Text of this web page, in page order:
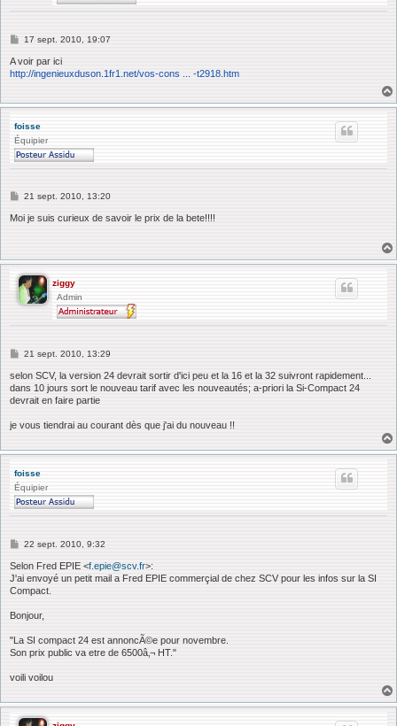
M
s
s
a
e
17 sept. 2010, 19:07
A voir par ici
http://ingenieuxduson.1fr1.net/vos-cons ... -t2918.htm
foisse
Équipier
M
s
e
21 sept. 2010, 13:20
Moi je suis curieux de savoir le prix de la bete!!!!
ziggy
Admin
M
s
s
g
21 sept. 2010, 13:29
selon SCV, la version 24 devrait sortir d'ici peu et la 16 et la 32 suivront rapidement...
dans 10 jours sort le nouveau tarif avec les nouveautés; a-priori la Si-Compact 24
devrait en faire partie
je vous tiendrai au courant dès que j'ai du nouveau !!
foisse
Équipier
M
s
s
g
22 sept. 2010, 9:32
Selon Fred EPIE <f.epie@scv.fr>:
J'ai envoyé un petit mail a Fred EPIE commerçial de chez SCV pour les infos sur la SI
Compact.
Bonjour,
"La SI compact 24 est annoncÃ©e pour novembre.
Son prix public va etre de 6500â‚¬ HT."
voili voilou